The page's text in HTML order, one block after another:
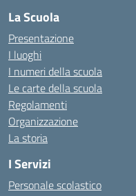
La Scuola
Presentazione
I luoghi
I numeri della scuola
Le carte della scuola
Regolamenti
Organizzazione
La storia
I Servizi
Personale scolastico